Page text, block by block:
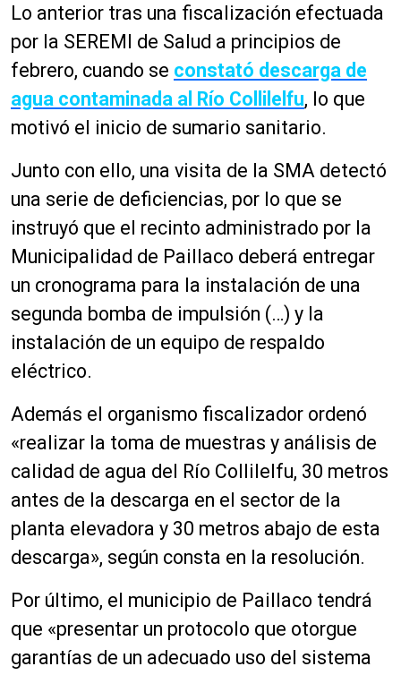
Lo anterior tras una fiscalización efectuada
por la SEREMI de Salud a principios de
febrero, cuando se constató descarga de
agua contaminada al Río Collilelfu, lo que
motivó el inicio de sumario sanitario.
Junto con ello, una visita de la SMA detectó
una serie de deficiencias, por lo que se
instruyó que el recinto administrado por la
Municipalidad de Paillaco deberá entregar
un cronograma para la instalación de una
segunda bomba de impulsión (…) y la
instalación de un equipo de respaldo
eléctrico.
Además el organismo fiscalizador ordenó
«realizar la toma de muestras y análisis de
calidad de agua del Río Collilelfu, 30 metros
antes de la descarga en el sector de la
planta elevadora y 30 metros abajo de esta
descarga», según consta en la resolución.
Por último, el municipio de Paillaco tendrá
que «presentar un protocolo que otorgue
garantías de un adecuado uso del sistema